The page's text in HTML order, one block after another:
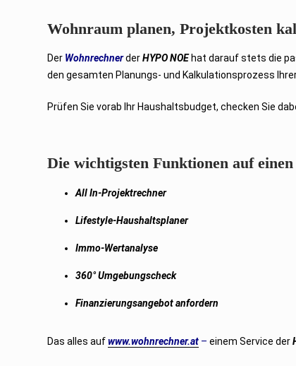
Wohnraum planen, Projektkosten
Der WohnrechnerderHYPO NOEhat darauf stets die
den gesamten Planungs- und Kalkulationsprozess
Prüfen Sie vorab Ihr Haushaltsbudget, checken Sie
Die wichtigsten Funktionen auf
All In-Projektrechner
Lifestyle-Haushaltsplaner
Immo-Wertanalyse
360° Umgebungscheck
Finanzierungsangebot anfordern
Das alles auf www.wohnrechner.at – einem Service der